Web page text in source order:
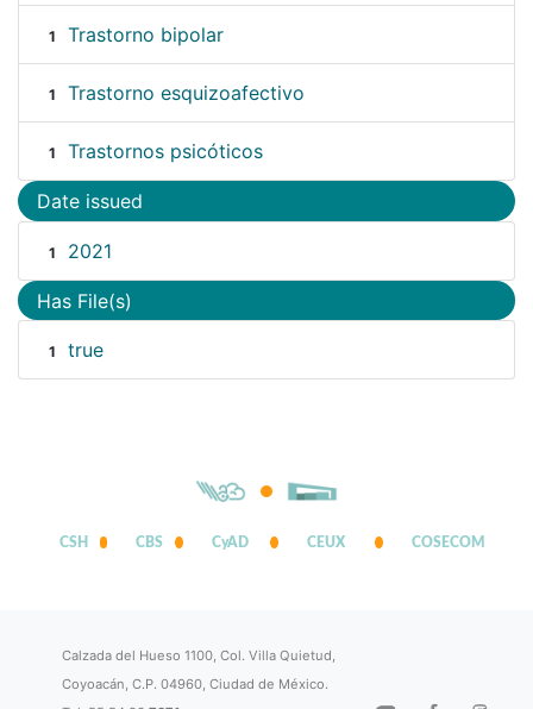
1 Trastorno bipolar
1 Trastorno esquizoafectivo
1 Trastornos psicóticos
Date issued
1 2021
Has File(s)
1 true
CSH CBS CyAD CEUX COSECOM
Calzada del Hueso 1100, Col. Villa Quietud,
Coyoacán, C.P. 04960, Ciudad de México.